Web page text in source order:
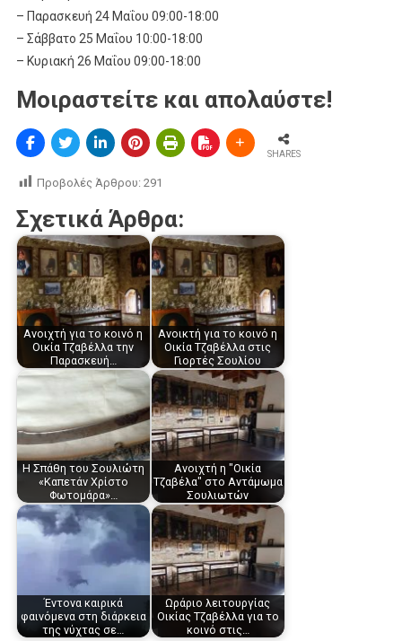
– Παρασκευή 24 Μαΐου 09:00-18:00
– Σάββατο 25 Μαΐου 10:00-18:00
– Κυριακή 26 Μαΐου 09:00-18:00
Μοιραστείτε και απολαύστε!
SHARES
Προβολές Άρθρου: 291
Σχετικά Άρθρα:
Ανοιχτή για το κοινό η
Οικία Τζαβέλλα την
Παρασκευή…
Ανοικτή για το κοινό η
Οικία Τζαβέλλα στις
Γιορτές Σουλίου
Η Σπάθη του Σουλιώτη
«Καπετάν Χρίστο
Φωτομάρα»…
Ανοιχτή η "Οικία
Τζαβέλα" στο Αντάμωμα
Σουλιωτών
Έντονα καιρικά
φαινόμενα στη διάρκεια
της νύχτας σε…
Ωράριο λειτουργίας
Οικίας Τζαβέλλα για το
κοινό στις…